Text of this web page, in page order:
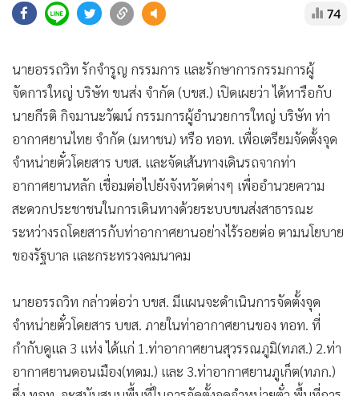
• ละคร
Cyber BIZ
•
ผู้จัดกวน
• Good health & Well-being
• Green Innovation & SD
• Management & HR
• MGR Live
• Infographic
• การเมือง
• ท่องเที่ยว
• ต่างประเทศ
• Special Scoop
• เศรษฐกิจ-ธุรกิจ
• จีน
จัดการใหญ่ บริษัท ขนส่ง จำกัด (บขส.) เปิดเผยว่า ได้หารือกับ
นายกีรติ กิจมานะวัฒน์ กรรมการผู้อำนวยการใหญ่ บริษัท ท่า
อากาศยานไทย จำกัด (มหาชน) หรือ ทอท. เพื่อเตรียมจัดตั้งจุด
จำหน่ายตั๋วโดยสาร บขส. และจัดเส้นทางเดินรถจากท่า
อากาศยานหลัก เชื่อมต่อไปยังจังหวัดต่างๆ เพื่ออำนวยความ
สะดวกประชาชนในการเดินทางด้วยระบบขนส่งสาธารณะ
ระหว่างรถโดยสารกับท่าอากาศยานอย่างไร้รอยต่อ ตามนโยบาย
ของรัฐบาล และกระทรวงคมนาคม
นายอรรถวิท กล่าวต่อว่า บขส. มีแผนจะดำเนินการจัดตั้งจุด
จำหน่ายตั๋วโดยสาร บขส. ภายในท่าอากาศยานของ ทอท. ที่
กำกับดูแล 3 แห่ง ได้แก่ 1.ท่าอากาศยานสุวรรณภูมิ(ทภส.) 2.ท่า
อากาศยานดอนเมือง(ทดม.) และ 3.ท่าอากาศยานภูเก็ต(ทภก.)
ซึ่ง ทอท. จะสนับสนุนพื้นที่ในการจัดตั้งจุดจำหน่ายตั๋ว พื้นที่การ